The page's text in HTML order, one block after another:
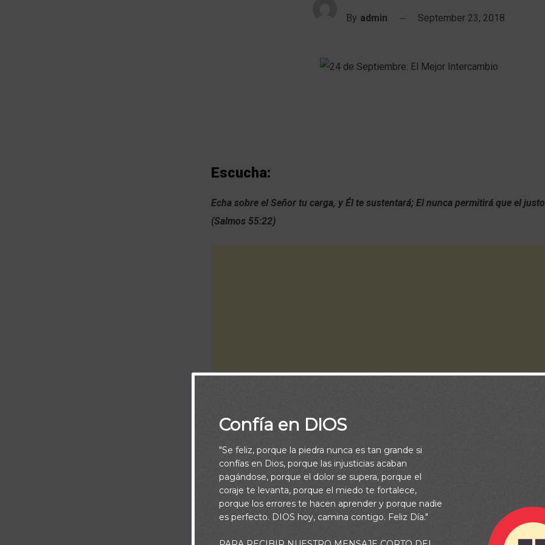
By admin September 23, 2018
Escucha:
Echa sobre el Señor tu carga, y Él te sustentará; El nunca permitirá que el
(Salmos 55:22)
Nuestra seguridad no está en lo sabio, valiente, rico o fuerte que seamos, sino
conocer al Dios en quien hemos confiado. Está bien conocernos a nosotros
cuáles son nuestras fortalezas y debilidades; pero aún el mejor boxeador del
ser derribado por un golpe de suerte de un peleador más débil, el hombre más
pudiera errar en sus cálculos y las riquezas pueden evaporarse de la noche a la
Confía en DIOS
"Se feliz, porque la piedra nunca es tan grande si
confías en Dios, porque las injusticias acaban
pagándose, porque el dolor se supera, porque el
coraje te levanta, porque el miedo te fortalece,
porque los errores te hacen aprender y porque nadie
es perfecto. DIOS hoy, camina contigo. Feliz Día."